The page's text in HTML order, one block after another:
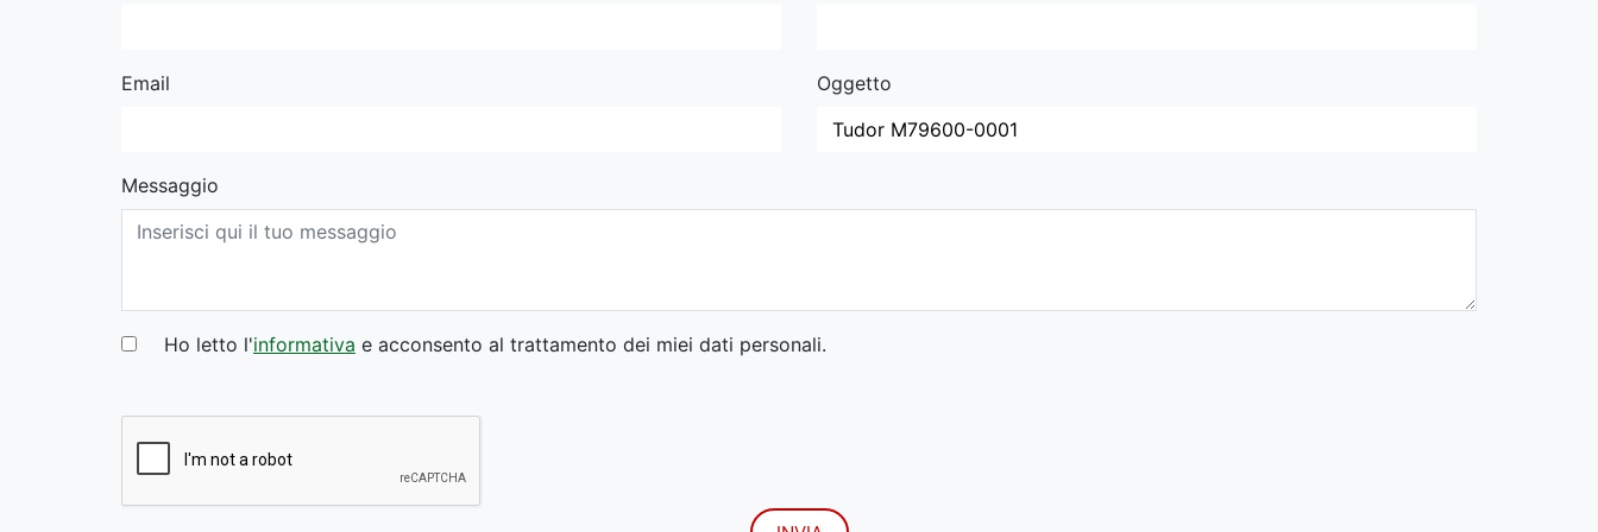
Email Oggetto
Messaggio
Ho letto l'informativa e acconsento al trattamento dei miei dati personali.